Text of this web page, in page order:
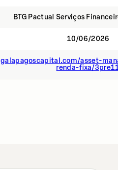
BTG Pactual Serviços
10/06/2026
galapagoscapital.com/asset-
renda-fixa/